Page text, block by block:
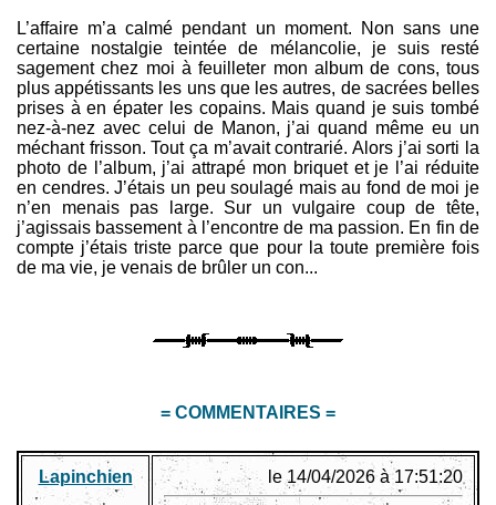
L’affaire m’a calmé pendant un moment. Non sans une
certaine nostalgie teintée de mélancolie, je suis resté
sagement chez moi à feuilleter mon album de cons, tous
plus appétissants les uns que les autres, de sacrées belles
prises à en épater les copains. Mais quand je suis tombé
nez-à-nez avec celui de Manon, j’ai quand même eu un
méchant frisson. Tout ça m’avait contrarié. Alors j’ai sorti la
photo de l’album, j’ai attrapé mon briquet et je l’ai réduite
en cendres. J’étais un peu soulagé mais au fond de moi je
n’en menais pas large. Sur un vulgaire coup de tête,
j’agissais bassement à l’encontre de ma passion. En fin de
compte j’étais triste parce que pour la toute première fois
de ma vie, je venais de brûler un con...
= COMMENTAIRES =
Lapinchien le 14/04/2026 à 17:51:20